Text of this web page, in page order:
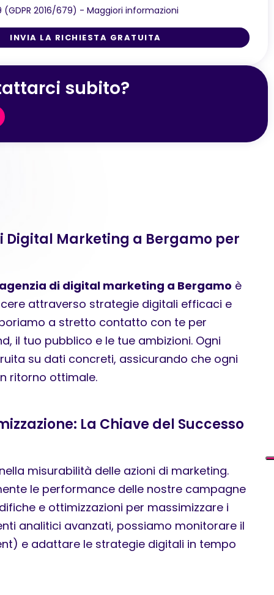
(GDPR 2016/679) - Maggiori informazioni
INVIA LA RICHIESTA GRATUITA
subito?
Digital Marketing a Bergamo per
di digital marketing a Bergamo è
attraverso strategie digitali efficaci e
a stretto contatto con te per
il tuo pubblico e le tue ambizioni. Ogni
su dati concreti, assicurando che ogni
ritorno ottimale.
La Chiave del Successo
misurabilità delle azioni di marketing.
le performance delle nostre campagne
e ottimizzazioni per massimizzare i
analitici avanzati, possiamo monitorare il
e adattare le strategie digitali in tempo